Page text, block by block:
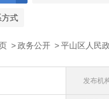
方式
> 政务公开 > 平山区人民
发布机